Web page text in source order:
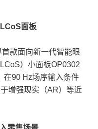
面板
款面向新一代智能眼
）小面板OP0302
在90 Hz场序输入条件
增强现实（AR）等近